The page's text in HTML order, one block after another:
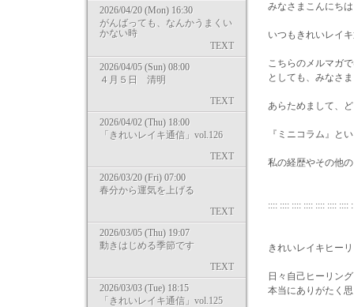
2026/04/20 (Mon) 16:30
がんばっても、なんかうまくい
かない時
TEXT
2026/04/05 (Sun) 08:00
４月５日 清明
TEXT
2026/04/02 (Thu) 18:00
「きれいレイキ通信」vol.126
TEXT
2026/03/20 (Fri) 07:00
春分から運気を上げる
TEXT
2026/03/05 (Thu) 19:07
動きはじめる季節です
TEXT
2026/03/03 (Tue) 18:15
「きれいレイキ通信」vol.125
みなさまこんにち
いつもきれいレイ
こちらのメルマガ
としても、みなさ
あらためまして、
『ミニコラム』と
私の経歴やその他
:::: :::: :::: :::: :::: :::: ::::
きれいレイキヒー
日々自己ヒーリン
本当にありがたく